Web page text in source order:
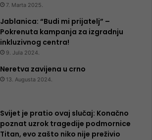
7. Marta 2025.
Jablanica: “Budi mi prijatelj” –
Pokrenuta kampanja za izgradnju
inkluzivnog centra!
9. Jula 2024.
Neretva zavijena u crno
13. Augusta 2024.
Svijet je pratio ovaj slučaj: Konačno
poznat uzrok tragedije podmornice
Titan, evo zašto niko nije preživio